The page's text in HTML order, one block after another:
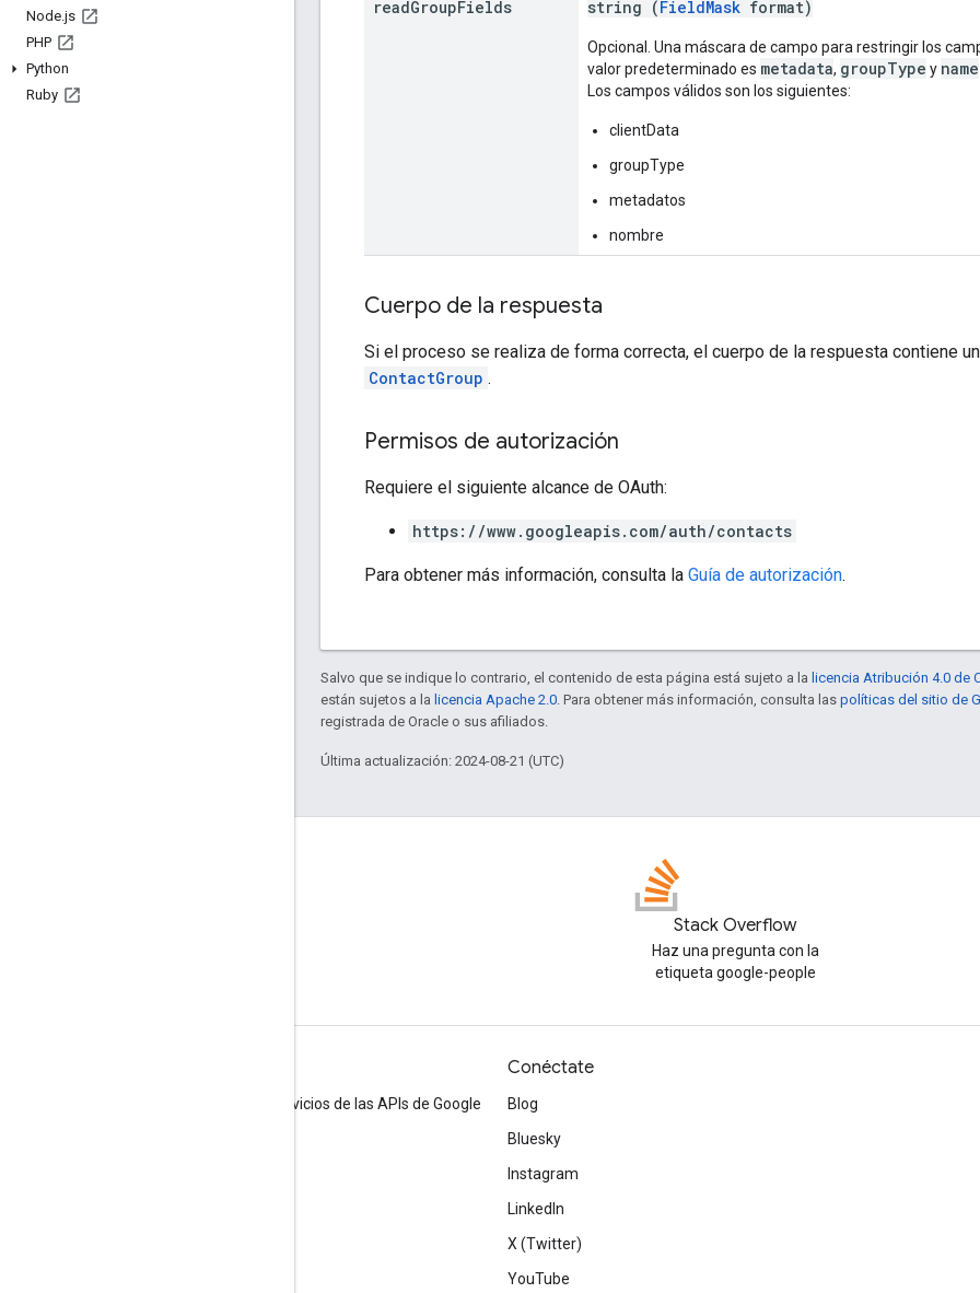
Node.js
PHP
Python
Ruby
readGroupFields string (FieldMask format)
Opcional. Una máscara de campo para restringir los
valor predeterminado es metadata, groupType y name
Los campos válidos son los siguientes:
clientData
groupType
metadatos
nombre
Cuerpo de la respuesta
Si el proceso se realiza de forma correcta, el cuerpo de la respuesta contiene
ContactGroup .
Permisos de autorización
Requiere el siguiente alcance de OAuth:
https://www.googleapis.com/auth/contacts
Para obtener más información, consulta la Guía de autorización.
Salvo que se indique lo contrario, el contenido de esta página está sujeto a la licencia Atribución 4.0 de
están sujetos a la licencia Apache 2.0 . Para obtener más información, consulta las políticas del sitio de
registrada de Oracle o sus afiliados.
Última actualización: 2024-08-21 (UTC)
Stack Overflow
Haz una pregunta con la
etiqueta google-people
Política de Datos del Usuario de los Servicios de las APIs de Google
Conéctate
Blog
Bluesky
Instagram
LinkedIn
X (Twitter)
YouTube